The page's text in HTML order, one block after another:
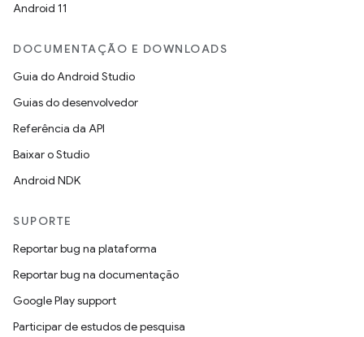
Android 11
DOCUMENTAÇÃO E DOWNLOADS
Guia do Android Studio
Guias do desenvolvedor
Referência da API
Baixar o Studio
Android NDK
SUPORTE
Reportar bug na plataforma
Reportar bug na documentação
Google Play support
Participar de estudos de pesquisa